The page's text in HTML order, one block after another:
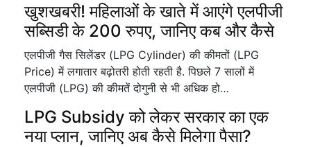
खुशखबरी! महिलाओं के खाते में आएंगे एलपीजी
सब्सिडी के 200 रुपए, जानिए कब और कैसे
एलपीजी गैस सिलेंडर (LPG Cylinder) की कीमतों (LPG
Price) में लगातार बढ़ोतरी होती रहती है. पिछले 7 सालों में
एलपीजी (LPG) की कीमतें दोगुनी से भी अधिक हो…
LPG Subsidy को लेकर सरकार का एक
नया प्लान, जानिए अब कैसे मिलेगा पैसा?